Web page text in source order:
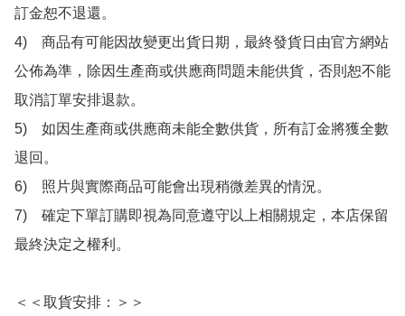
訂金恕不退還。
4)　商品有可能因故變更出貨日期，最終發貨日由官方網站
公佈為準，除因生產商或供應商問題未能供貨，否則恕不能
取消訂單安排退款。
5)　如因生產商或供應商未能全數供貨，所有訂金將獲全數
退回。
6)　照片與實際商品可能會出現稍微差異的情況。
7)　確定下單訂購即視為同意遵守以上相關規定，本店保留
最終決定之權利。
＜＜取貨安排：＞＞